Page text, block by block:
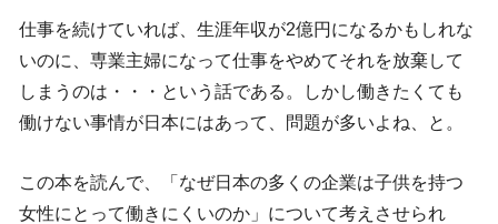
仕事を続けていれば、生涯年収が2億円になるかもしれな
いのに、専業主婦になって仕事をやめてそれを放棄して
しまうのは・・・という話である。しかし働きたくても
働けない事情が日本にはあって、問題が多いよね、と。
この本を読んで、「なぜ日本の多くの企業は子供を持つ
女性にとって働きにくいのか」について考えさせられ